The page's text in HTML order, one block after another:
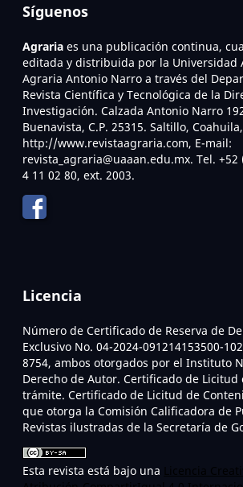
Síguenos
Agraria es una publicación continua,
editada y distribuida por la Universidad
Agraria Antonio Narro a través del
Revista Científica y Tecnológica de la
Investigación. Calzada Antonio Narro
Buenavista, C.P. 25315. Saltillo,
http://www.revistaagraria.com, E-mail:
revista_agraria@uaaan.edu.mx. Tel. +52
4 11 02 80, ext. 2003.
Licencia
Número de Certificado de Reserva de
Exclusivo No. 04-2024-091214153500-
8754, ambos otorgados por el Instituto
Derecho de Autor. Certificado de Licitud
trámite. Certificado de Licitud de
que otorga la Comisión Calificadora de
Revistas ilustradas de la Secretaría de
Esta revista está bajo una